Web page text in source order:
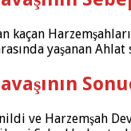
kaçan
yaşanan Ahlat
ve Harzemşah